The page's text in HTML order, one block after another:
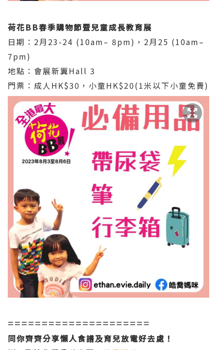
荷花BB春季購物節暨兒童成長教育展
日期：2月23-24 (10am– 8pm)，2月25 (10am–
7pm)
地點：會展新翼Hall 3
門票：成人HK$30，小童HK$20(1米以下小童免費)
=====================
同你齊齊分享懶人食譜及育兒放電好去處！